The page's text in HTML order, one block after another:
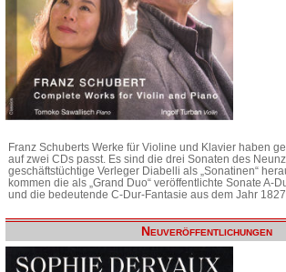
Franz Schuberts Werke für Violine und Klavier haben
auf zwei CDs passt. Es sind die drei Sonaten des
geschäftstüchtige Verleger Diabelli als „Sonatinen“
kommen die als „Grand Duo“ veröffentlichte Sonate A-
und die bedeutende C-Dur-Fantasie aus dem Jahr 1827.
Neuveröffentlichungen